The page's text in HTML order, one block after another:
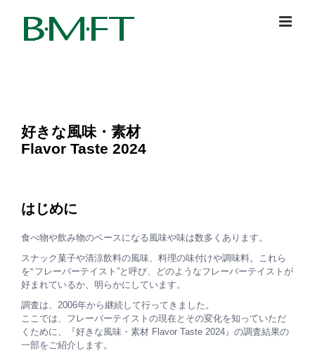
content
好きな風味・素材
Flavor Taste 2024
はじめに
食べ物や飲み物のベースになる風味や味は数多くあります。
スナック菓子や清涼飲料の風味、料理の味付けや調味料。これら
を‶フレーバーテイスト”と呼び、どのようなフレーバーテイストが
好まれているか、明らかにしています。
調査は、2006年から継続して行ってきました。
ここでは、フレーバーテイストの現在とその変化を知っていただ
くために、『好きな風味・素材 Flavor Taste 2024』の調査結果の
一部をご紹介します。